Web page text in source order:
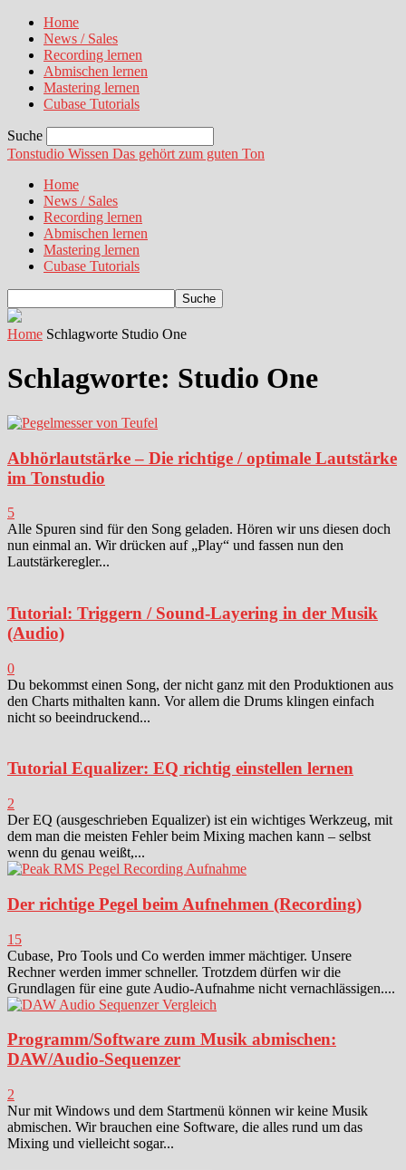
Home
News / Sales
Recording lernen
Abmischen lernen
Mastering lernen
Cubase Tutorials
Suche
Tonstudio Wissen Das gehört zum guten Ton
Home
News / Sales
Recording lernen
Abmischen lernen
Mastering lernen
Cubase Tutorials
Home Schlagworte Studio One
Schlagworte: Studio One
Abhörlautstärke – Die richtige / optimale Lautstärke
im Tonstudio
5
Alle Spuren sind für den Song geladen. Hören wir uns diesen doch
nun einmal an. Wir drücken auf „Play“ und fassen nun den
Lautstärkeregler...
Tutorial: Triggern / Sound-Layering in der Musik
(Audio)
0
Du bekommst einen Song, der nicht ganz mit den Produktionen aus
den Charts mithalten kann. Vor allem die Drums klingen einfach
nicht so beeindruckend...
Tutorial Equalizer: EQ richtig einstellen lernen
2
Der EQ (ausgeschrieben Equalizer) ist ein wichtiges Werkzeug, mit
dem man die meisten Fehler beim Mixing machen kann – selbst
wenn du genau weißt,...
Der richtige Pegel beim Aufnehmen (Recording)
15
Cubase, Pro Tools und Co werden immer mächtiger. Unsere
Rechner werden immer schneller. Trotzdem dürfen wir die
Grundlagen für eine gute Audio-Aufnahme nicht vernachlässigen....
Programm/Software zum Musik abmischen:
DAW/Audio-Sequenzer
2
Nur mit Windows und dem Startmenü können wir keine Musik
abmischen. Wir brauchen eine Software, die alles rund um das
Mixing und vielleicht sogar...